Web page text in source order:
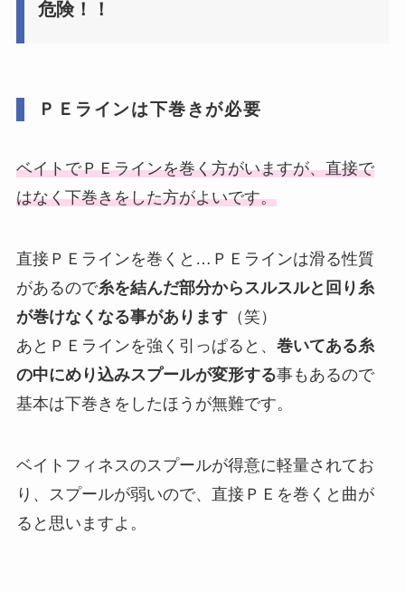
危険！！
ＰＥラインは下巻きが必要
ベイトでＰＥラインを巻く方がいますが、直接で
はなく下巻きをした方がよいです。
直接ＰＥラインを巻くと…ＰＥラインは滑る性質
があるので糸を結んだ部分からスルスルと回り糸
が巻けなくなる事があります（笑）
あとＰＥラインを強く引っぱると、 巻いてある糸
の中にめり込みスプールが変形する事もあるので
基本は下巻きをしたほうが無難です。
ベイトフィネスのスプールが得意に軽量されてお
り、スプールが弱いので、直接ＰＥを巻くと曲が
ると思いますよ。